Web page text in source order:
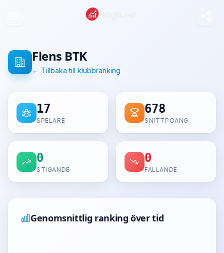
Flens BTK
← Tillbaka till klubbranking
17
SPELARE
678
SNITTPOÄNG
0
STIGANDE
0
FALLANDE
Genomsnittlig ranking över tid